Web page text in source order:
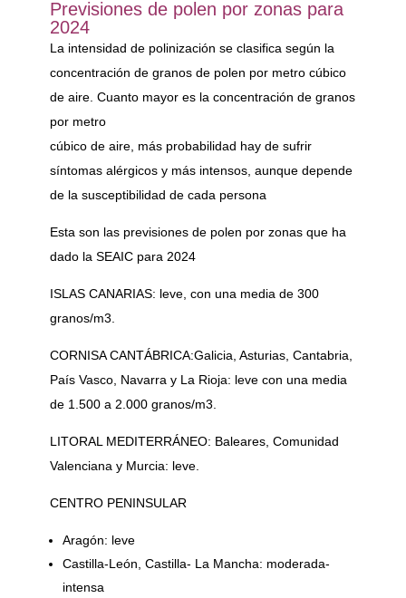
Previsiones de polen por zonas para
2024
La intensidad de polinización se clasifica según la
concentración de granos de polen por metro cúbico
de aire. Cuanto mayor es la concentración de granos
por metro
cúbico de aire, más probabilidad hay de sufrir
síntomas alérgicos y más intensos, aunque depende
de la susceptibilidad de cada persona
Esta son las previsiones de polen por zonas que ha
dado la SEAIC para 2024
ISLAS CANARIAS: leve, con una media de 300
granos/m3.
CORNISA CANTÁBRICA:Galicia, Asturias, Cantabria,
País Vasco, Navarra y La Rioja: leve con una media
de 1.500 a 2.000 granos/m3.
LITORAL MEDITERRÁNEO: Baleares, Comunidad
Valenciana y Murcia: leve.
CENTRO PENINSULAR
Aragón: leve
Castilla-León, Castilla- La Mancha: moderada-
intensa